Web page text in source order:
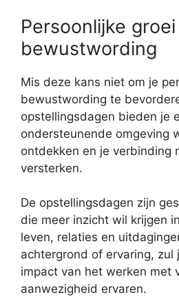
Persoonlijke
bewustwording
Mis deze kans niet om je
bewustwording te
opstellingsdagen bieden je
ondersteunende omgeving
ontdekken en je verbinding
versterken.
De opstellingsdagen zijn
die meer inzicht wil krijgen
leven, relaties en
achtergrond of ervaring, zul
impact van het werken met
aanwezigheid ervaren.